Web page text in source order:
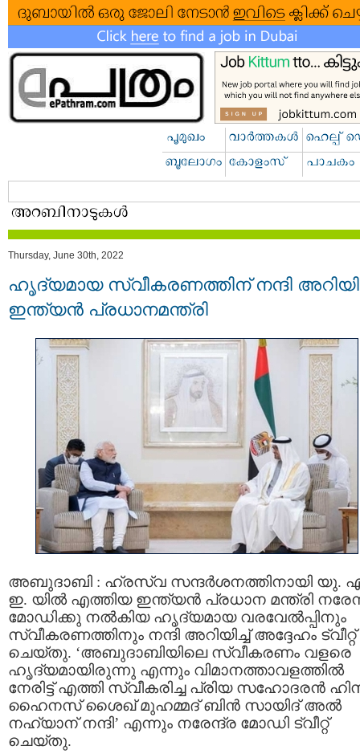
Thursday, June 30th, 2022
ഹൃദ്യമായ സ്വീകരണത്തിന് നന്ദി
ഇന്ത്യൻ പ്രധാനമന്ത്രി
അബുദാബി : ഹ്രസ്വ സന്ദര്‍ശനത്തിനായി യു.
ഇ. യില്‍ എത്തിയ ഇന്ത്യൻ പ്രധാന മന്ത്രി
മോഡിക്കു നൽകിയ ഹൃദ്യമായ വരവേൽപ്പിനും
സ്വീകരണത്തിനും നന്ദി അറിയിച്ച് അദ്ദേഹം ട്വീറ്റ്
ചെയ്തു. ‘അബുദാബിയിലെ സ്വീകരണം വളരെ
ഹൃദ്യമായിരുന്നു എന്നും വിമാനത്താവളത്തില്‍
നേരിട്ട് എത്തി സ്വീകരിച്ച പ്രിയ സഹോദരൻ
ഹൈനസ് ശൈഖ് മുഹമ്മദ് ബിൻ സായിദ് അല്‍
നഹ്യാന് നന്ദി’ എന്നും നരേന്ദ്ര മോഡി ട്വീറ്റ്
ചെയ്തു.